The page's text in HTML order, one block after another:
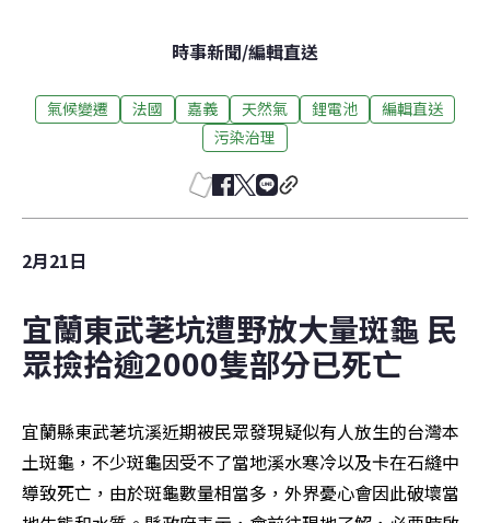
時事新聞/編輯直送
氣候變遷 法國 嘉義 天然氣 鋰電池
編輯直送
污染治理
2月21日
宜蘭東武荖坑遭野放大量斑龜 民
眾撿拾逾2000隻部分已死亡
宜蘭縣東武荖坑溪近期被民眾發現疑似有人放生的台灣本
土斑龜，不少斑龜因受不了當地溪水寒冷以及卡在石縫中
導致死亡，由於斑龜數量相當多，外界憂心會因此破壞當